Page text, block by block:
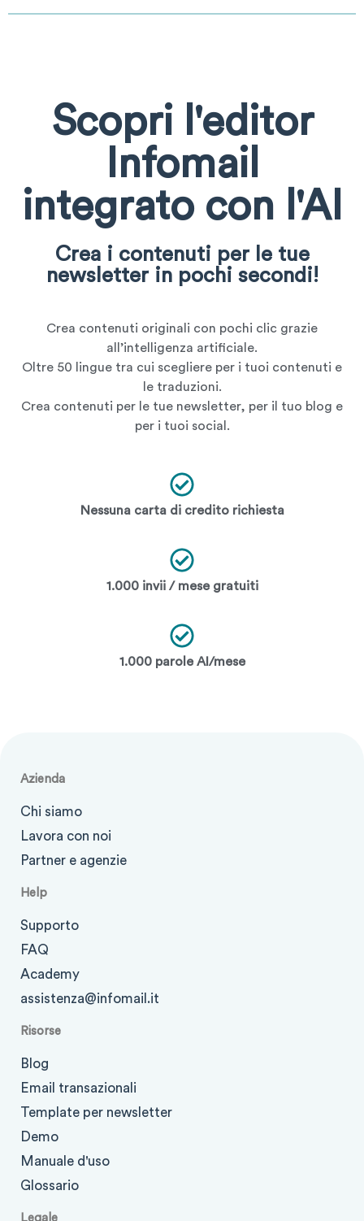
Scopri l'editor
Infomail
integrato con l'AI
Crea i contenuti per le tue
newsletter in pochi secondi!
Crea contenuti originali con pochi clic grazie
all’intelligenza artificiale.
Oltre 50 lingue tra cui scegliere per i tuoi contenuti e
le traduzioni.
Crea contenuti per le tue newsletter, per il tuo blog e
per i tuoi social.
Nessuna carta di credito richiesta
1.000 invii / mese gratuiti
1.000 parole AI/mese
Azienda
Chi siamo
Lavora con noi
Partner e agenzie
Help
Supporto
FAQ
Academy
assistenza@infomail.it
Risorse
Blog
Email transazionali
Template per newsletter
Demo
Manuale d'uso
Glossario
Legale